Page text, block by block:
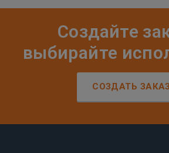
Создайте
выбирайте
СОЗДАТЬ ЗАКАЗ